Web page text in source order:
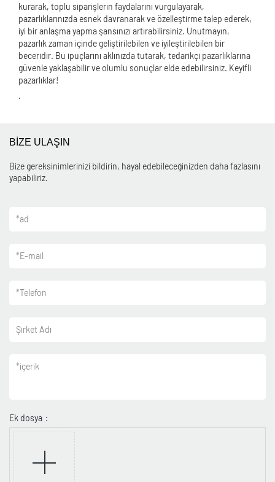
kurarak, toplu siparişlerin faydalarını vurgulayarak,
pazarlıklarınızda esnek davranarak ve özelleştirme talep ederek,
iyi bir anlaşma yapma şansınızı artırabilirsiniz. Unutmayın,
pazarlık zaman içinde geliştirilebilen ve iyileştirilebilen bir
beceridir. Bu ipuçlarını aklınızda tutarak, tedarikçi pazarlıklarına
güvenle yaklaşabilir ve olumlu sonuçlar elde edebilirsiniz. Keyifli
pazarlıklar!
.
BİZE ULAŞIN
Bize gereksinimlerinizi bildirin, hayal edebileceğinizden daha fazlasını
yapabiliriz.
*ad
*E-mail
*Telefon
Şirket Adı
*içerik
Ek dosya：